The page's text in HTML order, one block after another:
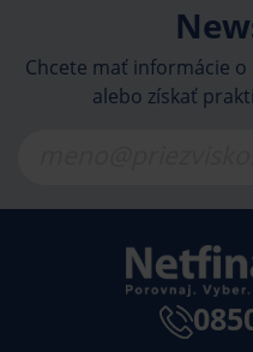
Chcete mať informácie
alebo získať